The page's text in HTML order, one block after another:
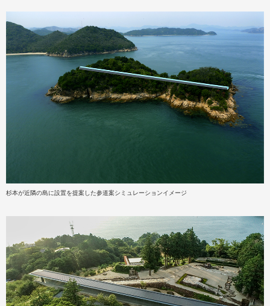
杉本が近隣の島に設置を提案した参道案シミュレーションイメージ